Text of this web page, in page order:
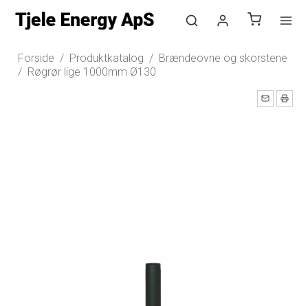
Opret bruger
Forside / Produktkatalog / Brændeovne og skorstene
/ Røgrør lige 1000mm Ø130